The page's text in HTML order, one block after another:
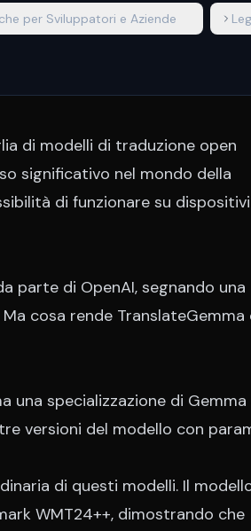
per Sviluppatori e Aziende
di modelli di traduzione open
significativo nel mondo della
di funzionare su
parte di OpenAI, segnando una
cosa rende TranslateGemma
una specializzazione di Gemma
versioni del modello con
di questi modelli. Il
WMT24++, dimostrando che